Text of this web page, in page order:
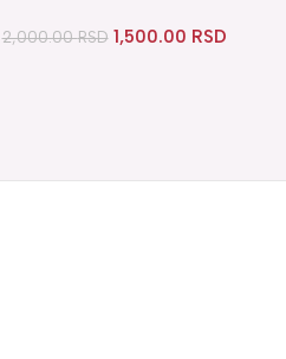
2,000.00RSD 1,500.00 RSD